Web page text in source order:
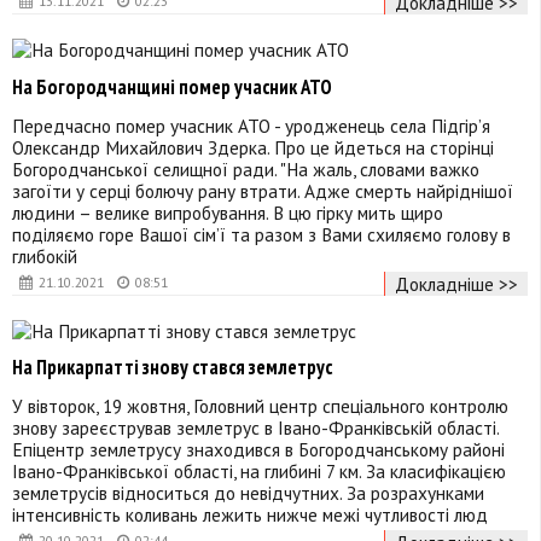
21.10.2021 08:51
На Богородчанщині помер учасник АТО
Передчасно помер учасник АТО - уродженець села Підгір’я
Олександр Михайлович Здерка. Про це йдеться на сторінці
Богородчанської селищної ради. "На жаль, словами важко
загоїти у серці болючу рану втрати. Адже смерть найріднішої
людини – велике випробування. В цю гірку мить щиро
поділяємо горе Вашої сім’ї та разом з Вами схиляємо голову в
глибокій
Докладніше >>
На Прикарпатті знову стався землетрус
У вівторок, 19 жовтня, Головний центр спеціального контролю
знову зареєстрував землетрус в Івано-Франківській області.
Епіцентр землетрусу знаходився в Богородчанському районі
Івано-Франківської області, на глибині 7 км. За класифікацією
землетрусів відноситься до невідчутних. За розрахунками
інтенсивність коливань лежить нижче межі чутливості люд